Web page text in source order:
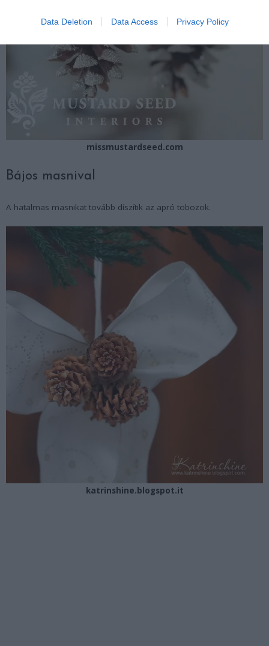
Data Deletion Data Access Privacy Policy
missmustardseed.com
Bájos masnival
A hatalmas masnikat tovább díszítik az apró tobozok.
katrinshine.blogspot.it